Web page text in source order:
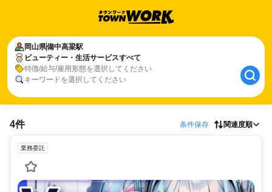
岡山県備中高梁駅
ビューティー・生活サービスすべて
特徴/給与/雇用形態を選択してください
キーワードを選択してください
4件 条件保存 関連度順
業務委託